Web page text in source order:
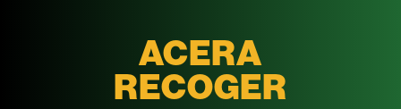
ACERA
RECOGER